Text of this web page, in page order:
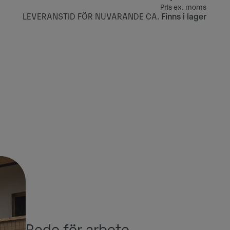
Pris ex. moms
LEVERANSTID FÖR NUVARANDE CA. Finns i lager